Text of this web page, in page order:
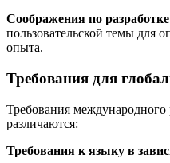
Соображения по
пользовательской темы для
опыта.
Требования для
Требования
различаются:
Требования к языку в